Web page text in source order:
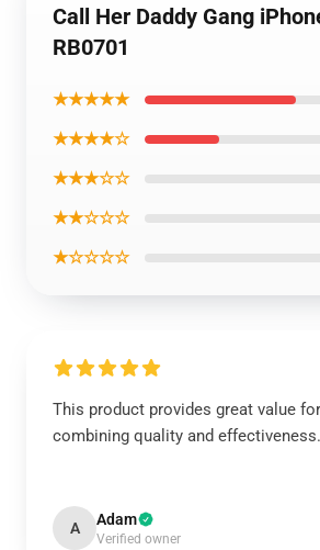
Call Her Daddy Gang
RB0701
★★★★★
★★★★☆
★★★☆☆
★★☆☆☆
★☆☆☆☆
This product provides great value
combining quality and effectiveness.
A Adam
Verified owner